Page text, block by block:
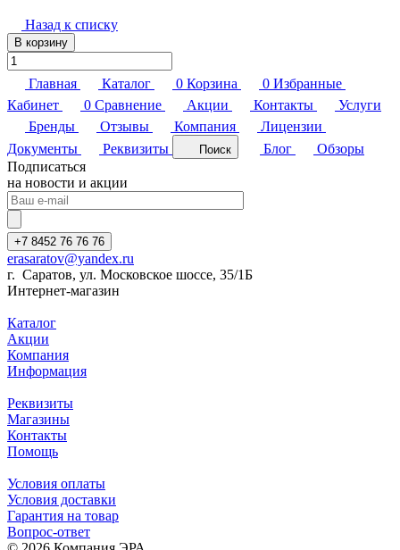
Назад к списку
В корзину
Главная Каталог 0 Корзина 0 Избранные
Кабинет
0 Сравнение Акции Контакты
Услуги
Бренды
Отзывы Компания
Лицензии
Документы
Реквизиты Поиск Блог
Обзоры
Подписаться
на новости и акции
+7 8452 76 76 76
erasaratov@yandex.ru
г. Саратов, ул. Московское шоссе, 35/1Б
Интернет-магазин
Каталог
Акции
Компания
Информация
Реквизиты
Магазины
Контакты
Помощь
Условия оплаты
Условия доставки
Гарантия на товар
Вопрос-ответ